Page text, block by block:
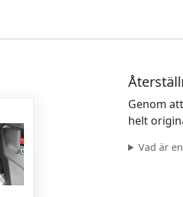
Genom
helt
Vad är